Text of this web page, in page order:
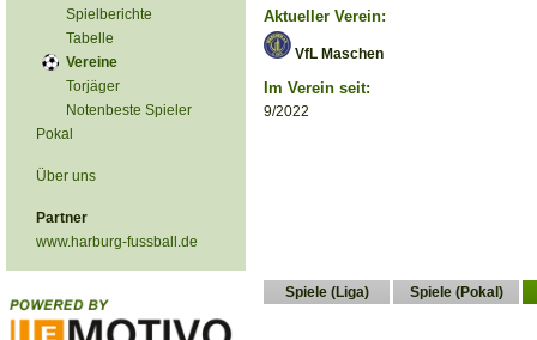
Spielberichte
Tabelle
Vereine
Torjäger
Notenbeste Spieler
Pokal
Über uns
Partner
www.harburg-fussball.de
Aktueller Verein:
VfL Maschen
Im Verein seit:
9/2022
Spiele (Liga) Spiele (Pokal)